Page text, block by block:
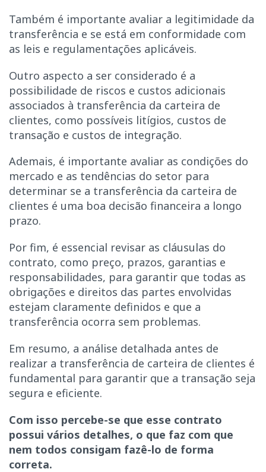
Também é importante avaliar a legitimidade da
transferência e se está em conformidade com
as leis e regulamentações aplicáveis.
Outro aspecto a ser considerado é a
possibilidade de riscos e custos adicionais
associados à transferência da carteira de
clientes, como possíveis litígios, custos de
transação e custos de integração.
Ademais, é importante avaliar as condições do
mercado e as tendências do setor para
determinar se a transferência da carteira de
clientes é uma boa decisão financeira a longo
prazo.
Por fim, é essencial revisar as cláusulas do
contrato, como preço, prazos, garantias e
responsabilidades, para garantir que todas as
obrigações e direitos das partes envolvidas
estejam claramente definidos e que a
transferência ocorra sem problemas.
Em resumo, a análise detalhada antes de
realizar a transferência de carteira de clientes é
fundamental para garantir que a transação seja
segura e eficiente.
Com isso percebe-se que esse contrato
possui vários detalhes, o que faz com que
nem todos consigam fazê-lo de forma
correta.